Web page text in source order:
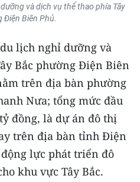
và dịch vụ thể thao phía Tây
Điện Biên Phủ.
lịch nghỉ dưỡng và
Bắc phường Điện Biên
trên địa bàn phường
Nưa; tổng mức đầu
đồng, là dự án đô thị
trên địa bàn tỉnh Điện
lực phát triển đô
khu vực Tây Bắc.